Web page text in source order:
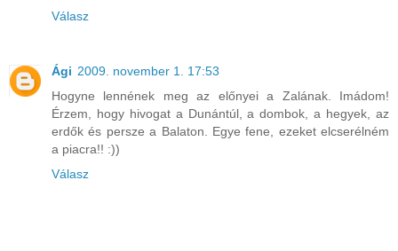
Válasz
Ági 2009. november 1. 17:53
Hogyne lennének meg az előnyei a Zalának. Imádom!
Érzem, hogy hivogat a Dunántúl, a dombok, a hegyek, az
erdők és persze a Balaton. Egye fene, ezeket elcserélném
a piacra!! :))
Válasz